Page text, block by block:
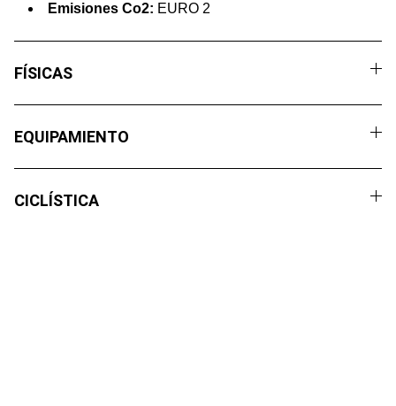
Emisiones Co2: EURO 2
FÍSICAS
EQUIPAMIENTO
CICLÍSTICA